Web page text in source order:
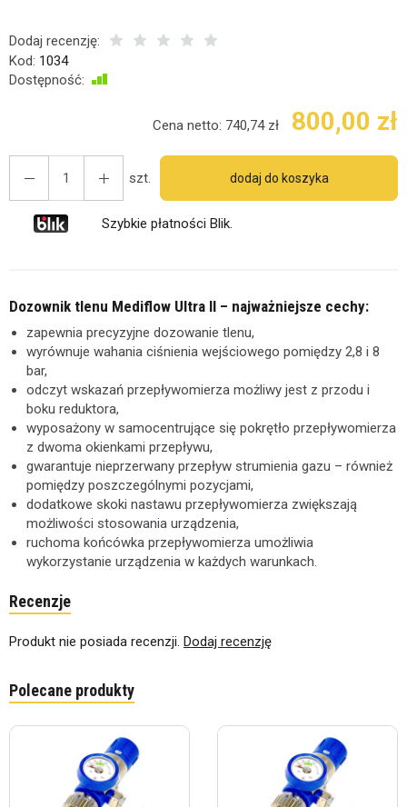
Dodaj recenzję:
Kod: 1034
Dostępność:
Cena netto: 740,74 zł 800,00 zł
szt. dodaj do koszyka
Szybkie płatności Blik.
Dozownik tlenu Mediflow Ultra II – najważniejsze cechy:
zapewnia precyzyjne dozowanie tlenu,
wyrównuje wahania ciśnienia wejściowego pomiędzy 2,8 i 8
bar,
odczyt wskazań przepływomierza możliwy jest z przodu i
boku reduktora,
wyposażony w samocentrujące się pokrętło przepływomierza
z dwoma okienkami przepływu,
gwarantuje nieprzerwany przepływ strumienia gazu – również
pomiędzy poszczególnymi pozycjami,
dodatkowe skoki nastawu przepływomierza zwiększają
możliwości stosowania urządzenia,
ruchoma końcówka przepływomierza umożliwia
wykorzystanie urządzenia w każdych warunkach.
Recenzje
Produkt nie posiada recenzji. Dodaj recenzję
Polecane produkty